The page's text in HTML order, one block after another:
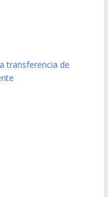
transferencia de